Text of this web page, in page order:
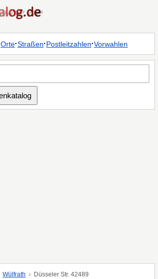
Orte·Straßen·Postleitzahlen·Vorwahlen
Wülfrath Düsseler Str. 42489